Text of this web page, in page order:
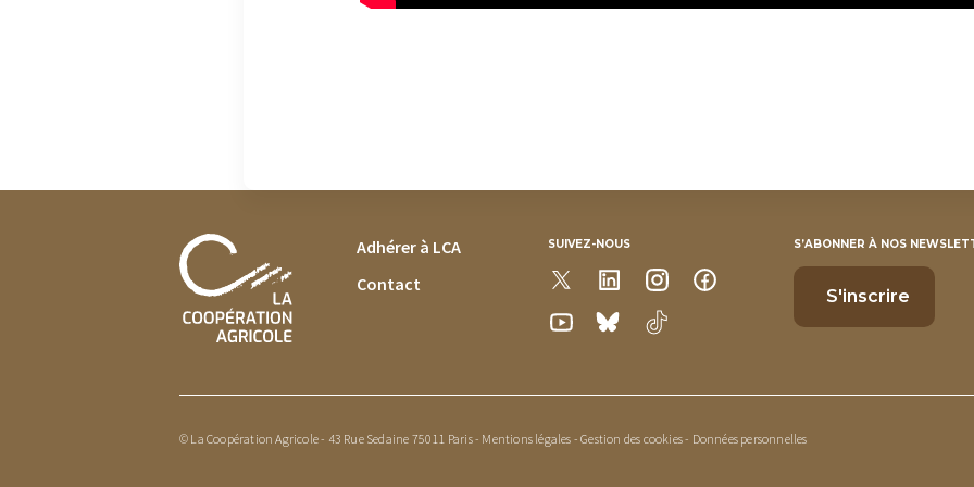
FOOTER MENU
Adhérer à LCA
Contact
SUIVEZ-NOUS S’ABONNER À NOS
© La Coopération Agricole - 43 Rue Sedaine 75011 Paris - Mentions légales -Gestion des cookies- Données personnelles